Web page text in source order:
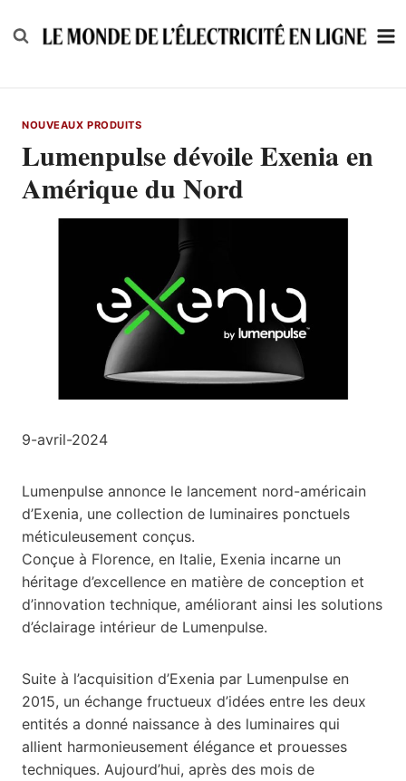
to
NOUVEAUX PRODUITS
Lumenpulse dévoile Exenia en
Amérique du Nord
9-avril-2024
Lumenpulse annonce le lancement nord-américain
d’Exenia, une collection de luminaires ponctuels
méticuleusement conçus.
Conçue à Florence, en Italie, Exenia incarne un
héritage d’excellence en matière de conception et
d’innovation technique, améliorant ainsi les solutions
d’éclairage intérieur de Lumenpulse.
Suite à l’acquisition d’Exenia par Lumenpulse en
2015, un échange fructueux d’idées entre les deux
entités a donné naissance à des luminaires qui
allient harmonieusement élégance et prouesses
techniques. Aujourd’hui, après des mois de